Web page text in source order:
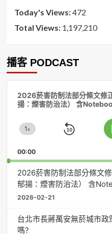
Today's Views:472
Total Views: 1,197,210
播客 PODCAST
2026菸害防制法部分條文修
揚：煙害防治法） 含
Change
Rate
1x
Skip
00:00
2026菸害防制法部分條文
郁揚：煙害防治法） 含
2026-02-21
台北市長蔣萬安無菸城市
嗎?